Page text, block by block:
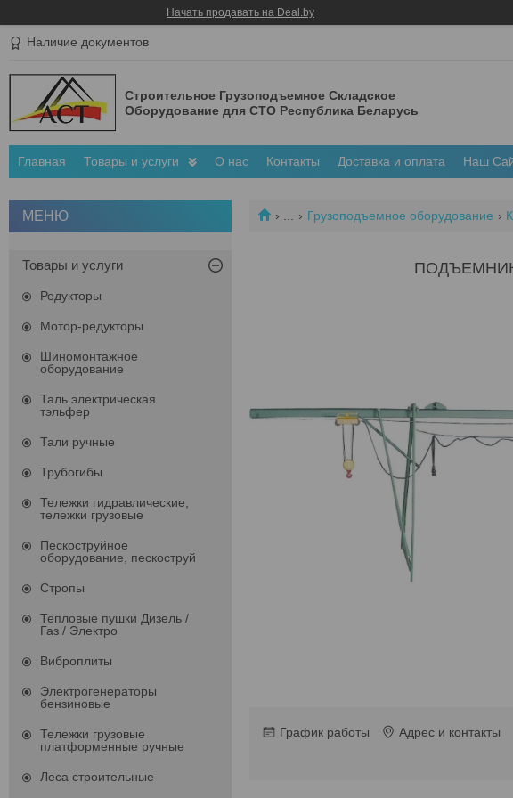
Начать продавать на Deal.by
Наличие документов
Строительное Грузоподъемное Складское
Оборудование для СТО Республика Беларусь
Главная Товары и услуги О нас Контакты Доставка и оплата Наш
Грузоподъемное оборудование
График работы Адрес и контакты
Товары и услуги
Редукторы
Мотор-редукторы
Шиномонтажное
оборудование
Таль электрическая
тэльфер
Тали ручные
Трубогибы
Тележки гидравлические,
тележки грузовые
Пескоструйное
оборудование, пескоструй
Стропы
Тепловые пушки Дизель /
Газ / Электро
Виброплиты
Электрогенераторы
бензиновые
Тележки грузовые
платформенные ручные
Леса строительные